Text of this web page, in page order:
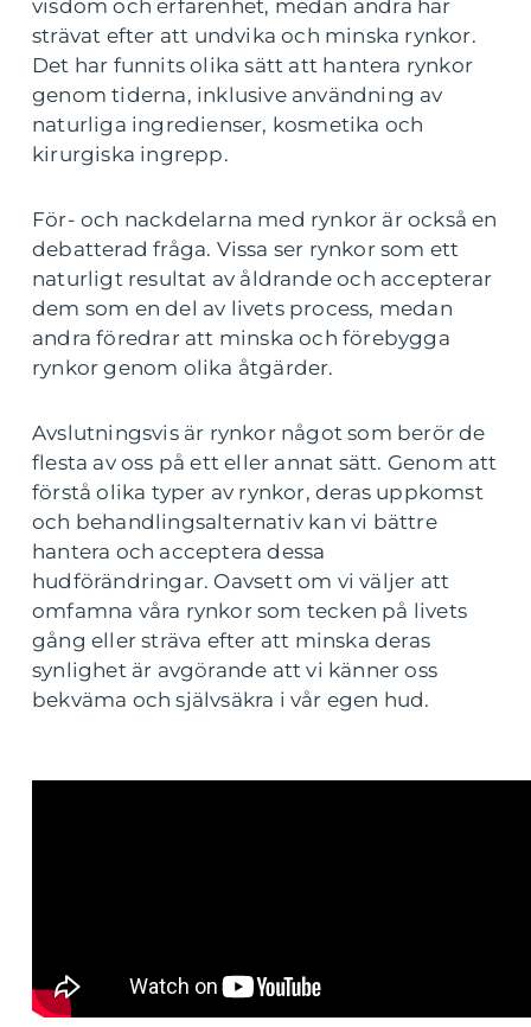
visdom och erfarenhet, medan andra har
strävat efter att undvika och minska rynkor.
Det har funnits olika sätt att hantera rynkor
genom tiderna, inklusive användning av
naturliga ingredienser, kosmetika och
kirurgiska ingrepp.
För- och nackdelarna med rynkor är också en
debatterad fråga. Vissa ser rynkor som ett
naturligt resultat av åldrande och accepterar
dem som en del av livets process, medan
andra föredrar att minska och förebygga
rynkor genom olika åtgärder.
Avslutningsvis är rynkor något som berör de
flesta av oss på ett eller annat sätt. Genom att
förstå olika typer av rynkor, deras uppkomst
och behandlingsalternativ kan vi bättre
hantera och acceptera dessa
hudförändringar. Oavsett om vi väljer att
omfamna våra rynkor som tecken på livets
gång eller sträva efter att minska deras
synlighet är avgörande att vi känner oss
bekväma och självsäkra i vår egen hud.